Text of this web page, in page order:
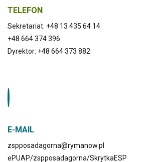
TELEFON
Sekretariat: +48 13 435 64 14
+48 664 374 396
Dyrektor: +48 664 373 882
E-MAIL
zspposadagorna@rymanow.pl
ePUAP/zspposadagorna/SkrytkaESP